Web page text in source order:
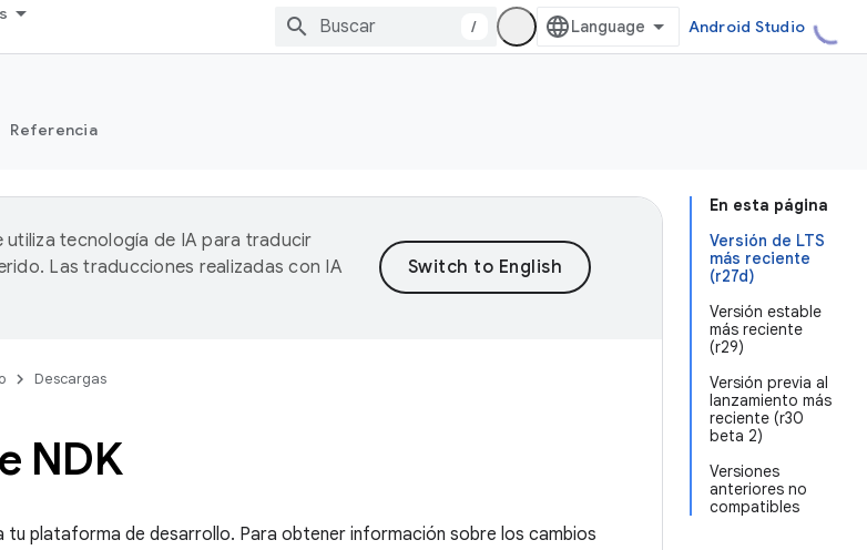
/ Android Studio
Referencia
En esta página
Versión de LTS
más reciente
(r27d)
Versión estable
más reciente
(r29)
Versión previa al
lanzamiento más
reciente (r30
beta 2)
Versiones
anteriores no
compatibles
utiliza tecnología de IA para traducir
Las traducciones realizadas con IA
Descargas
NDK
tu plataforma de desarrollo. Para obtener información sobre los cambios